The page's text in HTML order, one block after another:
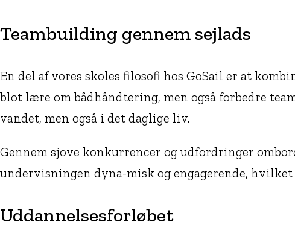
Teambuilding gennem sejlads
En del af vores skoles filosofi hos GoSail er at
blot lære om bådhåndtering, men også forbedre
vandet, men også i det daglige liv.
Gennem sjove konkurrencer og udfordringer
undervisningen dyna-misk og engagerende,
Uddannelsesforløbet